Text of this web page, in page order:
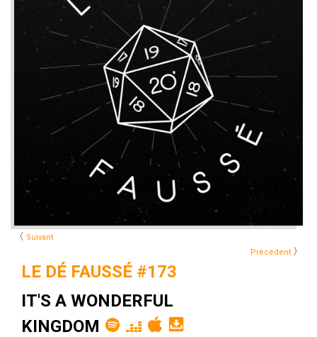
〈 Suivant
Précédent 〉
LE DÉ FAUSSÉ #173
IT'S A WONDERFUL
KINGDOM